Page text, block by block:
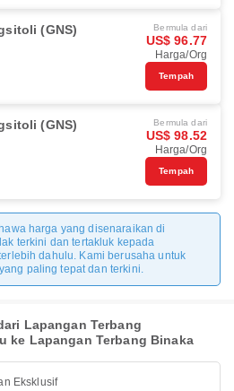
(GNS) Bermula dari
US$ 96.77
Harga/Org
Tempah
(GNS) Bermula dari
US$ 98.52
Harga/Org
Tempah
harga yang disenaraikan di
terkini dan tertakluk kepada
dahulu. Kami berusaha untuk
paling tepat dan terkini.
Lapangan Terbang
ke Lapangan Terbang Binaka
Eksklusif